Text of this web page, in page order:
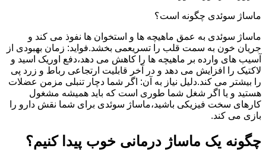
ماساژ سوئدی چگونه است؟
ماساژ سوئدی به عمق ماهیچه ها و استخوان ها نفوذ می کند و
جریان خون به سمت قلب را تسریعمی بخشد.فواید: زمان بهبودی از
آسیب های وارده بر ماهیچه ها را کاهش می دهد،دفع اوریک اسید و
لاکتیک را افزایش می دهد و در آخر قابلیت ارتجاعی رباط و زرد پی
را بیشتر می کند.دلیل نیاز به آن: اگر شما دچار تنبلی مزمن عضلات
هستید و یا اگر شغل شما طوری است که باید همیشه مشغول
کارهای سخت فیزیکی باشید،ماساژ سوئدی برای شما نقش دارو را
بازی می کند.
چگونه یک ماساژ درمانی خوب پیدا کنیم؟